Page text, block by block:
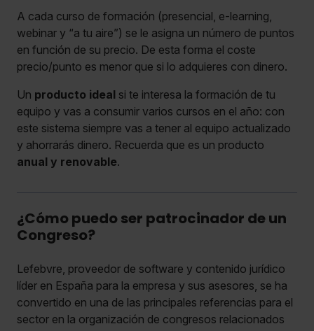
A cada curso de formación (presencial, e-learning,
webinar y “a tu aire”) se le asigna un número de puntos
en función de su precio. De esta forma el coste
precio/punto es menor que si lo adquieres con dinero.
Un producto ideal si te interesa la formación de tu
equipo y vas a consumir varios cursos en el año: con
este sistema siempre vas a tener al equipo actualizado
y ahorrarás dinero. Recuerda que es un producto
anual y renovable.
¿Cómo puedo ser patrocinador de un
Congreso?
Lefebvre, proveedor de software y contenido jurídico
líder en España para la empresa y sus asesores, se ha
convertido en una de las principales referencias para el
sector en la organización de congresos relacionados